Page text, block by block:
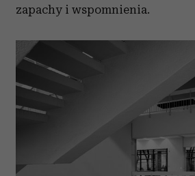
zapachy i wspomnienia.